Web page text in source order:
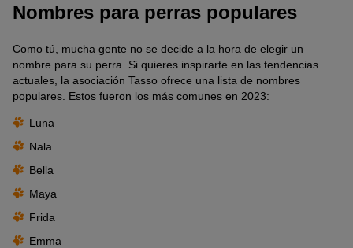
Nombres para perras populares
Como tú, mucha gente no se decide a la hora de elegir un
nombre para su perra. Si quieres inspirarte en las tendencias
actuales, la asociación Tasso ofrece una lista de nombres
populares. Estos fueron los más comunes en 2023:
Luna
Nala
Bella
Maya
Frida
Emma